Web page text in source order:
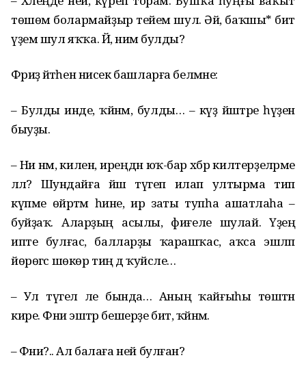
төшөм болармайҙыр тейем шул. Әй, баҡшы* бит
үҙем шул яҡҡа. Йә, нимә булды?
Фәриҙә әйтәһен нисек башларға белмәне:
– Булды инде, ҡәйнәм, булды… – күҙ йәштәре һүҙен
быуҙы.
– Ни нәмә, килен, иреңдән юҡ-бар хәбәр килтерҙеләрме
әллә? Шундайға йәш түгеп илап ултырма тип
күпме өйрәтәм һине, ир заты тупһа ашатлаһа –
буйҙаҡ. Аларҙың асылы, фиғеле шулай. Үҙеңә
ипте булғас, балларҙы ҡарашҡас, аҡса эшләп
йөрөгәс шөкөр тиң дә ҡуйсәле…
– Ул түгел әле бында… Аның ҡайғыһы төштән
кире. Фәниә эштәр бешерҙе бит, ҡәйнәм.
– Фәниә?.. Ал балаға ней булған?